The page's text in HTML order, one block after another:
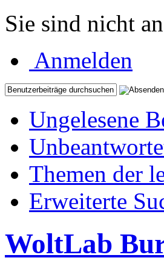
Sie sind nicht
Anmelden
Ungelesene
Themen der
Erweiterte
WoltLab